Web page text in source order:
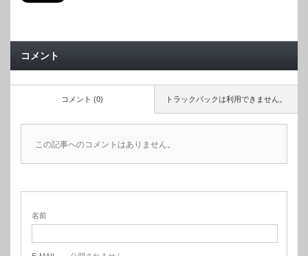
コメント
トラックバックは利用できません。
コメント (0)
この記事へのコメントはありません。
名前